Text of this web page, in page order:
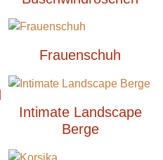
Frauenschuh
Intimate Landscape
Berge